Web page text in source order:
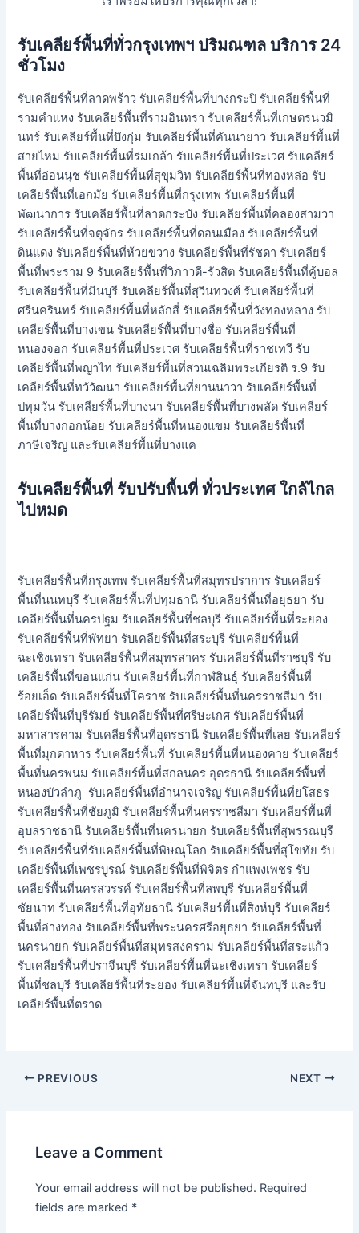
รับเคลียร์พื้นที่ทั่วกรุงเทพฯ ปริมณฑล บริการ 24
ชั่วโมง
รับเคลียร์พื้นที่ลาดพร้าว รับเคลียร์พื้นที่บางกระปิ รับเคลียร์พื้นที่
รามคำแหง รับเคลียร์พื้นที่รามอินทรา รับเคลียร์พื้นที่เกษตรนวมิ
นทร์ รับเคลียร์พื้นที่บึงกุ่ม รับเคลียร์พื้นที่คันนายาว รับเคลียร์พื้นที่
สายไหม รับเคลียร์พื้นที่ร่มเกล้า รับเคลียร์พื้นที่ประเวศ รับเคลียร์
พื้นที่อ่อนนุช รับเคลียร์พื้นที่สุขุมวิท รับเคลียร์พื้นที่ทองหล่อ รับ
เคลียร์พื้นที่เอกมัย รับเคลียร์พื้นที่กรุงเทพ รับเคลียร์พื้นที่
พัฒนาการ รับเคลียร์พื้นที่ลาดกระบัง รับเคลียร์พื้นที่คลองสามวา
รับเคลียร์พื้นที่จตุจักร รับเคลียร์พื้นที่ดอนเมือง รับเคลียร์พื้นที่
ดินแดง รับเคลียร์พื้นที่ห้วยขวาง รับเคลียร์พื้นที่รัชดา รับเคลียร์
พื้นที่พระราม 9 รับเคลียร์พื้นที่วิภาวดี-รัวสิต รับเคลียร์พื้นที่คู้บอล
รับเคลียร์พื้นที่มีนบุรี รับเคลียร์พื้นที่สุวินทวงศ์ รับเคลียร์พื้นที่
ศรีนครินทร์ รับเคลียร์พื้นที่หลักสี่ รับเคลียร์พื้นที่วังทองหลาง รับ
เคลียร์พื้นที่บางเขน รับเคลียร์พื้นที่บางชื่อ รับเคลียร์พื้นที่
หนองจอก รับเคลียร์พื้นที่ประเวศ รับเคลียร์พื้นที่ราชเทวี รับ
เคลียร์พื้นที่พญาไท รับเคลียร์พื้นที่สวนเฉลิมพระเกียรติ ร.9 รับ
เคลียร์พื้นที่ทวัวัฒนา รับเคลียร์พื้นที่ยานนาวา รับเคลียร์พื้นที่
ปทุมวัน รับเคลียร์พื้นที่บางนา รับเคลียร์พื้นที่บางพลัด รับเคลียร์
พื้นที่บางกอกน้อย รับเคลียร์พื้นที่หนองแขม รับเคลียร์พื้นที่
ภาษีเจริญ และรับเคลียร์พื้นที่บางแค
รับเคลียร์พื้นที่ รับปรับพื้นที่ ทั่วประเทศ ใกล้ไกล
ไปหมด
รับเคลียร์พื้นที่กรุงเทพ รับเคลียร์พื้นที่สมุทรปราการ รับเคลียร์
พื้นที่นนทบุรี รับเคลียร์พื้นที่ปทุมธานี รับเคลียร์พื้นที่อยุธยา รับ
เคลียร์พื้นที่นครปฐม รับเคลียร์พื้นที่ชลบุรี รับเคลียร์พื้นที่ระยอง
รับเคลียร์พื้นที่พัทยา รับเคลียร์พื้นที่สระบุรี รับเคลียร์พื้นที่
ฉะเชิงเทรา รับเคลียร์พื้นที่สมุทรสาคร รับเคลียร์พื้นที่ราชบุรี รับ
เคลียร์พื้นที่ขอนแก่น รับเคลียร์พื้นที่กาฬสินธุ์ รับเคลียร์พื้นที่
ร้อยเอ็ด รับเคลียร์พื้นที่โคราช รับเคลียร์พื้นที่นครราชสีมา รับ
เคลียร์พื้นที่บุรีรัมย์ รับเคลียร์พื้นที่ศรีษะเกศ รับเคลียร์พื้นที่
มหาสารคาม รับเคลียร์พื้นที่อุดรธานี รับเคลียร์พื้นที่เลย รับเคลียร์
พื้นที่มุกดาหาร รับเคลียร์พื้นที่ รับเคลียร์พื้นที่หนองคาย รับเคลียร์
พื้นที่นครพนม รับเคลียร์พื้นที่สกลนคร อุดรธานี รับเคลียร์พื้นที่
หนองบัวลำภู รับเคลียร์พื้นที่อำนาจเจริญ รับเคลียร์พื้นที่ยโสธร
รับเคลียร์พื้นที่ชัยภูมิ รับเคลียร์พื้นที่นครราชสีมา รับเคลียร์พื้นที่
อุบลราชธานี รับเคลียร์พื้นที่นครนายก รับเคลียร์พื้นที่สุพรรณบุรี
รับเคลียร์พื้นที่รับเคลียร์พื้นที่พิษณุโลก รับเคลียร์พื้นที่สุโขทัย รับ
เคลียร์พื้นที่เพชรบูรณ์ รับเคลียร์พื้นที่พิจิตร กำแพงเพชร รับ
เคลียร์พื้นที่นครสวรรค์ รับเคลียร์พื้นที่ลพบุรี รับเคลียร์พื้นที่
ชัยนาท รับเคลียร์พื้นที่อุทัยธานี รับเคลียร์พื้นที่สิงห์บุรี รับเคลียร์
พื้นที่อ่างทอง รับเคลียร์พื้นที่พระนครศรีอยุธยา รับเคลียร์พื้นที่
นครนายก รับเคลียร์พื้นที่สมุทรสงคราม รับเคลียร์พื้นที่สระแก้ว
รับเคลียร์พื้นที่ปราจีนบุรี รับเคลียร์พื้นที่ฉะเชิงเทรา รับเคลียร์
พื้นที่ชลบุรี รับเคลียร์พื้นที่ระยอง รับเคลียร์พื้นที่จันทบุรี และรับ
เคลียร์พื้นที่ตราด
PREVIOUS NEXT
Leave a Comment
Your email address will not be published. Required
fields are marked *